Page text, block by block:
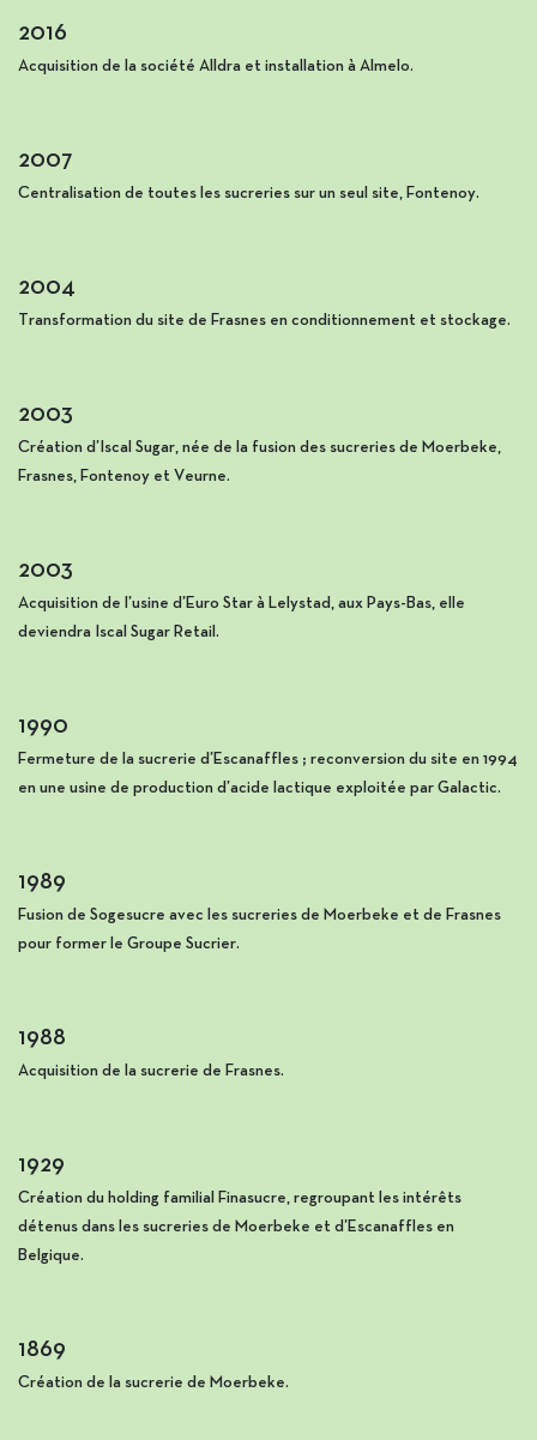
2016
Acquisition de la société Alldra et installation à Almelo.
2007
Centralisation de toutes les sucreries sur un seul site, Fontenoy.
2004
Transformation du site de Frasnes en conditionnement et stockage.
2003
Création d’Iscal Sugar, née de la fusion des sucreries de Moerbeke,
Frasnes, Fontenoy et Veurne.
2003
Acquisition de l’usine d’Euro Star à Lelystad, aux Pays-Bas, elle
deviendra Iscal Sugar Retail.
1990
Fermeture de la sucrerie d’Escanaffles ; reconversion du site en 1994
en une usine de production d’acide lactique exploitée par Galactic.
1989
Fusion de Sogesucre avec les sucreries de Moerbeke et de Frasnes
pour former le Groupe Sucrier.
1988
Acquisition de la sucrerie de Frasnes.
1929
Création du holding familial Finasucre, regroupant les intérêts
détenus dans les sucreries de Moerbeke et d’Escanaffles en
Belgique.
1869
Création de la sucrerie de Moerbeke.